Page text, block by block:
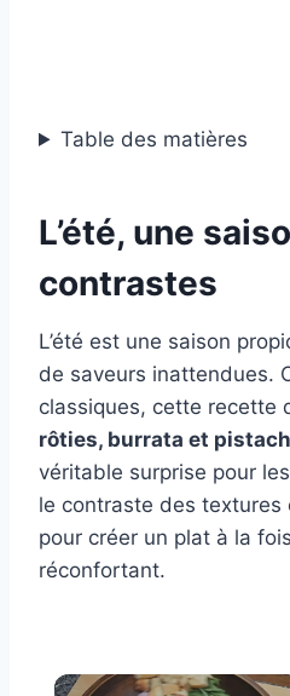
Table des matières
L’été, une
contrastes
L’été est une saison
de saveurs inattendues.
classiques, cette recette
rôties, burrata et
véritable surprise pour
le contraste des
pour créer un plat à la
réconfortant.